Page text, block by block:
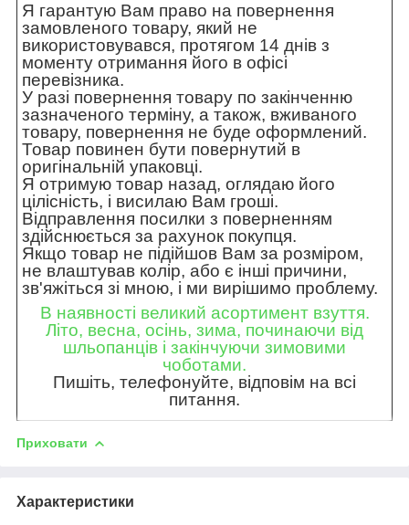
Я гарантую Вам право на повернення
замовленого товару, який не
використовувався, протягом 14 днів з
моменту отримання його в офісі
перевізника.
У разі повернення товару по закінченню
зазначеного терміну, а також, вживаного
товару, повернення не буде оформлений.
Товар повинен бути повернутий в
оригінальній упаковці.
Я отримую товар назад, оглядаю його
цілісність, і висилаю Вам гроші.
Відправлення посилки з поверненням
здійснюється за рахунок покупця.
Якщо товар не підійшов Вам за розміром,
не влаштував колір, або є інші причини,
зв'яжіться зі мною, і ми вирішимо проблему.
В наявності великий асортимент взуття.
Літо, весна, осінь, зима, починаючи від
шльопанців і закінчуючи зимовими
чоботами.
Пишіть, телефонуйте, відповім на всі
питання.
Приховати
Характеристики